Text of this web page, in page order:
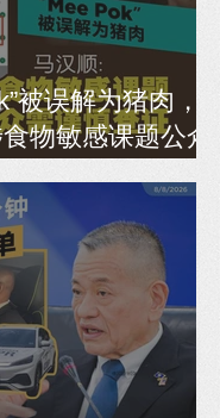
被误解为猪肉，马
物敏感课题公众